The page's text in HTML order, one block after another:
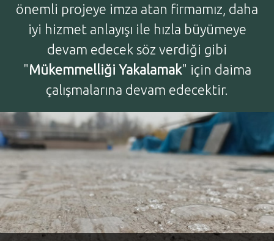
önemli projeye imza atan firmamız, daha
iyi hizmet anlayışı ile hızla büyümeye
devam edecek söz verdiği gibi
"Mükemmelliği Yakalamak" için daima
çalışmalarına devam edecektir.